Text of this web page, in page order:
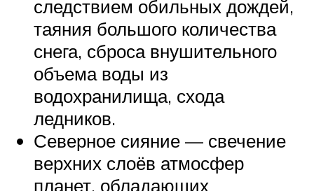
следствием обильных дождей,
таяния большого количества
снега, сброса внушительного
объема воды из
водохранилища, схода
ледников.
Северное сияние — свечение
верхних слоёв атмосфер
планет, обладающих